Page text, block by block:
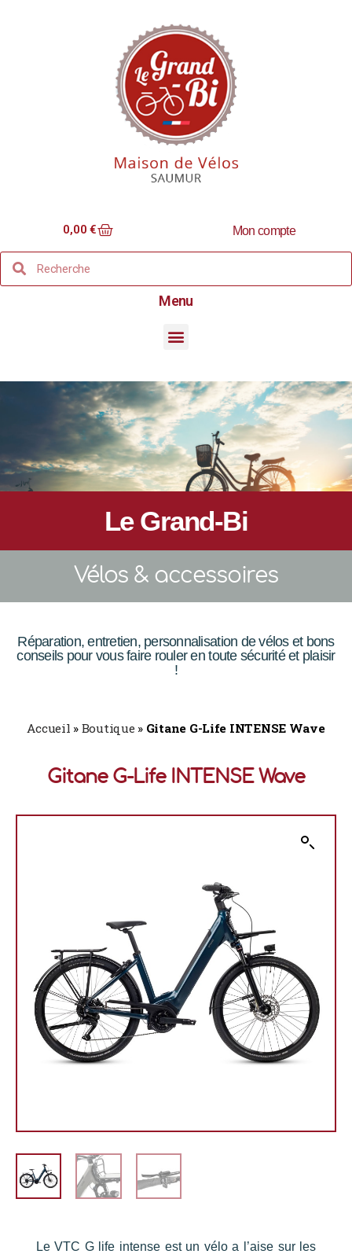
0,00€ Mon compte
Menu
Le Grand-Bi
Vélos & accessoires
Réparation, entretien, personnalisation de vélos et bons
conseils pour vous faire rouler en toute sécurité et plaisir
!
Accueil » Boutique» Gitane G-Life INTENSE Wave
Gitane G-Life INTENSE Wave
Le VTC G life intense est un vélo a l’aise sur les